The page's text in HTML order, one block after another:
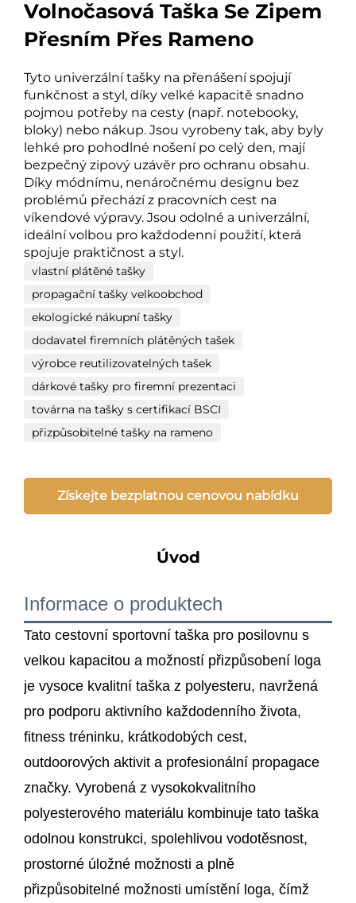
Volnočasová Taška Se Zipem
Přesním Přes Rameno
Tyto univerzální tašky na přenášení spojují
funkčnost a styl, díky velké kapacitě snadno
pojmou potřeby na cesty (např. notebooky,
bloky) nebo nákup. Jsou vyrobeny tak, aby byly
lehké pro pohodlné nošení po celý den, mají
bezpečný zipový uzávěr pro ochranu obsahu.
Díky módnímu, nenáročnému designu bez
problémů přechází z pracovních cest na
víkendové výpravy. Jsou odolné a univerzální,
ideální volbou pro každodenní použití, která
spojuje praktičnost a styl.
vlastní plátěné tašky
propagační tašky velkoobchod
ekologické nákupní tašky
dodavatel firemních plátěných tašek
výrobce reutilizovatelných tašek
dárkové tašky pro firemní prezentaci
továrna na tašky s certifikací BSCI
přizpůsobitelné tašky na rameno
Získejte bezplatnou cenovou nabídku
Úvod
Informace o produktech
Tato cestovní sportovní taška pro posilovnu s
velkou kapacitou a možností přizpůsobení loga
je vysoce kvalitní taška z polyesteru, navržená
pro podporu aktivního každodenního života,
fitness tréninku, krátkodobých cest,
outdoorových aktivit a profesionální propagace
značky. Vyrobená z vysokokvalitního
polyesterového materiálu kombinuje tato taška
odolnou konstrukci, spolehlivou vodotěsnost,
prostorné úložné možnosti a plně
přizpůsobitelné možnosti umístění loga, čímž